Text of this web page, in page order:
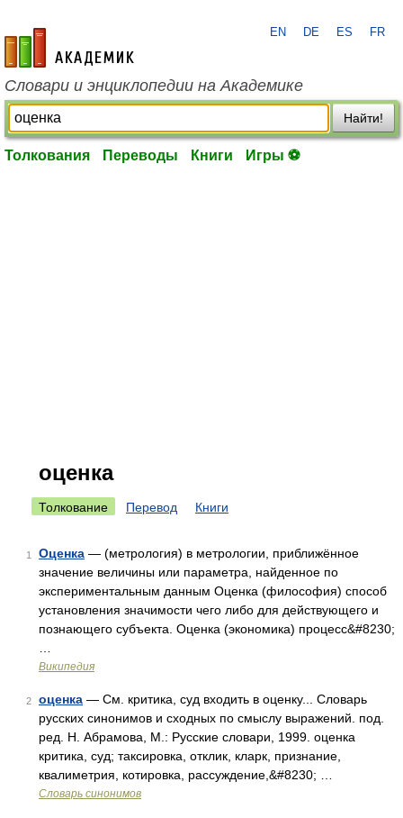
academic.ru
EN DE ES FR
Словари и энциклопедии на Академике
Найти!
Толкования Переводы Книги Игры ⚽
оценка
Толкование Перевод Книги
1 Оценка — (метрология) в метрологии, приближённое
значение величины или параметра, найденное по
экспериментальным данным Оценка (философия) способ
установления значимости чего либо для действующего и
познающего субъекта. Оценка (экономика) процесс&#8230;
Википедия
2 оценка — См. критика, суд входить в оценку... Словарь
русских синонимов и сходных по смыслу выражений. под.
ред. Н. Абрамова, М.: Русские словари, 1999. оценка
критика, суд; таксировка, отклик, кларк, признание,
квалиметрия, котировка, рассуждение,&#8230; …
Словарь синонимов